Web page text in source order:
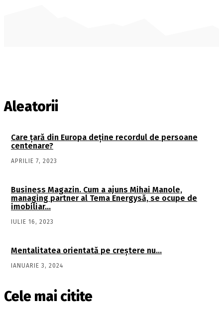
Aleatorii
Care țară din Europa deține recordul de persoane
centenare?
APRILIE 7, 2023
Business Magazin. Cum a ajuns Mihai Manole,
managing partner al Tema Energysă, se ocupe de
imobiliar…
IULIE 16, 2023
Mentalitatea orientată pe creştere nu…
IANUARIE 3, 2024
Cele mai citite